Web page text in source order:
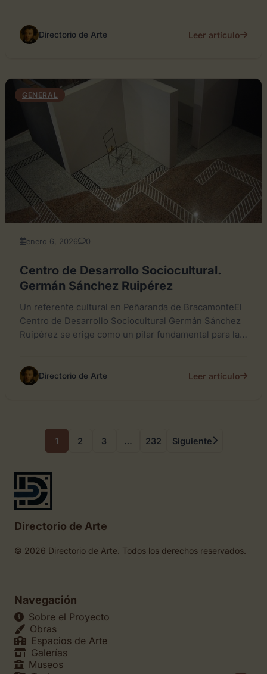
Directorio de Arte Leer artículo
GENERAL
enero 6, 2026 0
Centro de Desarrollo Sociocultural.
Germán Sánchez Ruipérez
Un referente cultural en Peñaranda de BracamonteEl
Centro de Desarrollo Sociocultural Germán Sánchez
Ruipérez se erige como un pilar fundamental para la
Directorio de Arte Leer artículo
1 2 3 … 232 Siguiente
Directorio de Arte
© 2026 Directorio de Arte. Todos los derechos reservados.
Navegación
Sobre el Proyecto
Obras
Espacios de Arte
Galerías
Museos